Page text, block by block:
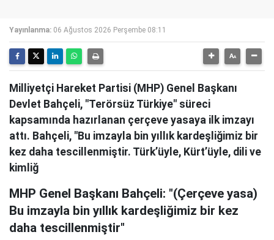
Yayınlanma: 06 Ağustos 2026 Perşembe 08:11
Milliyetçi Hareket Partisi (MHP) Genel Başkanı
Devlet Bahçeli, "Terörsüz Türkiye" süreci
kapsamında hazırlanan çerçeve yasaya ilk imzayı
attı. Bahçeli, "Bu imzayla bin yıllık kardeşliğimiz bir
kez daha tescillenmiştir. Türk’üyle, Kürt’üyle, dili ve
kimliğ
MHP Genel Başkanı Bahçeli: "(Çerçeve yasa)
Bu imzayla bin yıllık kardeşliğimiz bir kez
daha tescillenmiştir"